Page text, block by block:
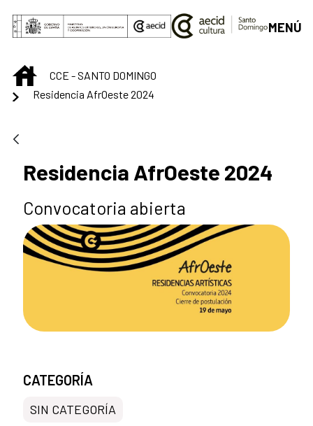
Saltar al contenido principal
MENÚ
INICIOCCE - SANTO DOMINGO
Residencia AfrOeste 2024
Residencia AfrOeste 2024
Convocatoria abierta
CATEGORÍA
SIN CATEGORÍA